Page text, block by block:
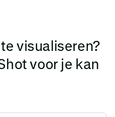
visualiseren?
voor je kan